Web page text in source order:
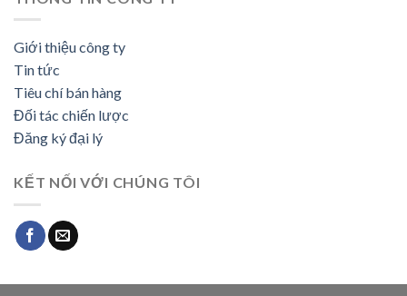
Giới thiệu công ty
Tin tức
Tiêu chí bán hàng
Đối tác chiến lược
Đăng ký đại lý
KẾT NỐI VỚI CHÚNG TÔI